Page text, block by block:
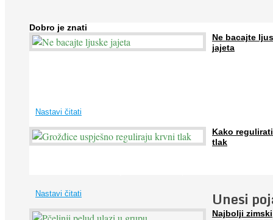
Dobro je znati
Ne bacajte
jajeta
Nastavi čitati
Kako
tlak
Nastavi čitati
Najbolji zimski
Unesi